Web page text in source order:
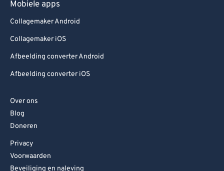
Mobiele apps
Collagemaker Android
Collagemaker iOS
Afbeelding converter Android
Afbeelding converter iOS
Over ons
Blog
Doneren
Privacy
Voorwaarden
Beveiliging en naleving